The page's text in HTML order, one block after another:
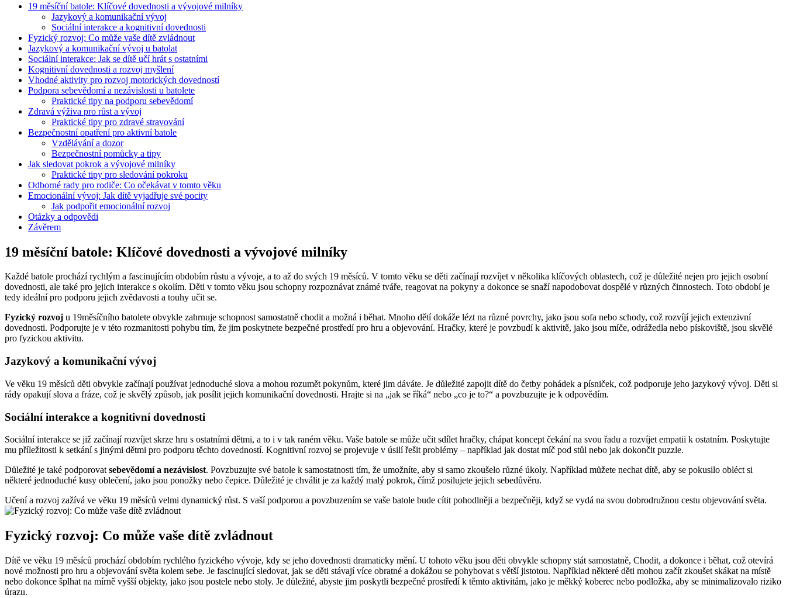
19 měsíční batole: Klíčové dovednosti a vývojové milníky
Jazykový a komunikační vývoj
Sociální interakce a kognitivní dovednosti
Fyzický rozvoj: Co může vaše dítě zvládnout
Jazykový a komunikační vývoj u batolat
Sociální interakce: Jak se dítě učí hrát s ostatními
Kognitivní dovednosti a rozvoj myšlení
Vhodné aktivity pro rozvoj motorických dovedností
Podpora sebevědomí a nezávislosti u batolete
Praktické tipy na podporu sebevědomí
Zdravá výživa pro růst a vývoj
Praktické tipy pro zdravé stravování
Bezpečnostní opatření pro aktivní batole
Vzdělávání a dozor
Bezpečnostní pomůcky a tipy
Jak sledovat pokrok a vývojové milníky
Praktické tipy pro sledování pokroku
Odborné rady pro rodiče: Co očekávat v tomto věku
Emocionální vývoj: Jak dítě vyjadřuje své pocity
Jak podpořit emocionální rozvoj
Otázky a odpovědi
Závěrem
19 měsíční batole: Klíčové dovednosti a vývojové milníky
Každé batole prochází rychlým a fascinujícím obdobím růstu a vývoje, a to až do svých 19 měsíců. V tomto věku se děti začínají rozvíjet v několika klíčových oblastech, což je důležité nejen pro jejich osobní
dovednosti, ale také pro jejich interakce s okolím. Děti v tomto věku jsou schopny rozpoznávat známé tváře, reagovat na pokyny a dokonce se snaží napodobovat dospělé v různých činnostech. Toto období je
tedy ideální pro podporu jejich zvědavosti a touhy učit se.
Fyzický rozvoj u 19měsíčního batolete obvykle zahrnuje schopnost samostatně chodit a možná i běhat. Mnoho dětí dokáže lézt na různé povrchy, jako jsou sofa nebo schody, což rozvíjí jejich extenzivní
dovednosti. Podporujte je v této rozmanitosti pohybu tím, že jim poskytnete bezpečné prostředí pro hru a objevování. Hračky, které je povzbudí k aktivitě, jako jsou míče, odrážedla nebo pískoviště, jsou skvělé
pro fyzickou aktivitu.
Jazykový a komunikační vývoj
Ve věku 19 měsíců děti obvykle začínají používat jednoduché slova a mohou rozumět pokynům, které jim dáváte. Je důležité zapojit dítě do četby pohádek a písniček, což podporuje jeho jazykový vývoj. Děti si
rády opakují slova a fráze, což je skvělý způsob, jak posílit jejich komunikační dovednosti. Hrajte si na „jak se říká“ nebo „co je to?“ a povzbuzujte je k odpovědím.
Sociální interakce a kognitivní dovednosti
Sociální interakce se již začínají rozvíjet skrze hru s ostatními dětmi, a to i v tak raném věku. Vaše batole se může učit sdílet hračky, chápat koncept čekání na svou řadu a rozvíjet empatii k ostatním. Poskytujte
mu příležitosti k setkání s jinými dětmi pro podporu těchto dovedností. Kognitivní rozvoj se projevuje v úsilí řešit problémy – například jak dostat míč pod stůl nebo jak dokončit puzzle.
Důležité je také podporovat sebevědomí a nezávislost. Povzbuzujte své batole k samostatnosti tím, že umožníte, aby si samo zkoušelo různé úkoly. Například můžete nechat dítě, aby se pokusilo obléct si
některé jednoduché kusy oblečení, jako jsou ponožky nebo čepice. Důležité je chválit je za každý malý pokrok, čímž posilujete jejich sebedůvěru.
Učení a rozvoj zažívá ve věku 19 měsíců velmi dynamický růst. S vaší podporou a povzbuzením se vaše batole bude cítit pohodlněji a bezpečněji, když se vydá na svou dobrodružnou cestu objevování světa.
Fyzický rozvoj: Co může vaše dítě zvládnout
Dítě ve věku 19 měsíců prochází obdobím rychlého fyzického vývoje, kdy se jeho dovednosti dramaticky mění. U tohoto věku jsou děti obvykle schopny stát samostatně, Chodit, a dokonce i běhat, což otevírá
nové možnosti pro hru a objevování světa kolem sebe. Je fascinující sledovat, jak se děti stávají více obratné a dokážou se pohybovat s větší jistotou. Například některé děti mohou začít zkoušet skákat na místě
nebo dokonce šplhat na mírně vyšší objekty, jako jsou postele nebo stoly. Je důležité, abyste jim poskytli bezpečné prostředí k těmto aktivitám, jako je měkký koberec nebo podložka, aby se minimalizovalo riziko
úrazu.